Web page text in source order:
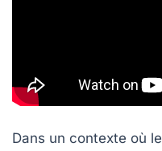
Dans un contexte où